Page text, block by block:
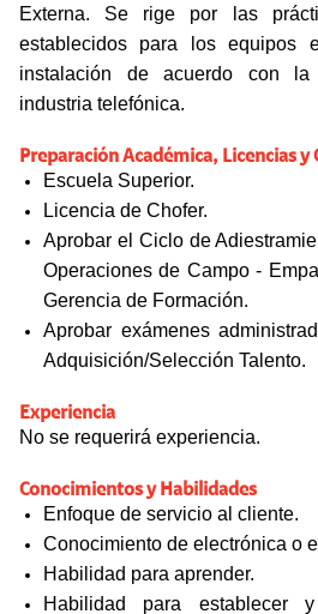
Externa. Se rige por las
establecidos para los equipos
instalación de acuerdo con
industria telefónica.
Preparación Académica, Licencias y
Escuela Superior.
Licencia de Chofer.
Aprobar el Ciclo de
Operaciones de Campo -
Gerencia de Formación.
Aprobar exámenes
Adquisición/Selección Talento.
Experiencia
No se requerirá experiencia.
Conocimientos y Habilidades
Enfoque de servicio al cliente.
Conocimiento de electrónica o
Habilidad para aprender.
Habilidad para establecer